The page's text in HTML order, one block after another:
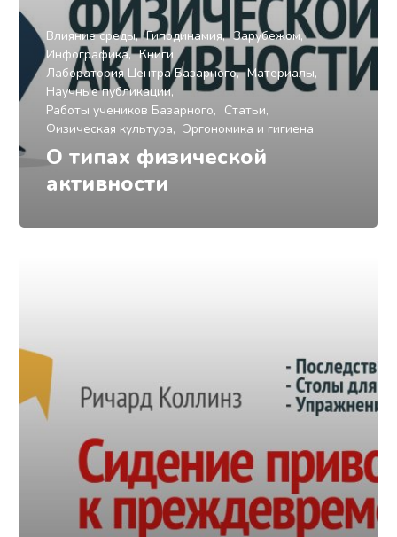
Влияние среды Гиподинамия
Зарубежом
Инфографика
Книги
Лаборатория Центра Базарного
Материалы
Научные публикации
Работы учеников Базарного
Статьи
Физическая культура
Эргономика и гигиена
О типах физической
активности